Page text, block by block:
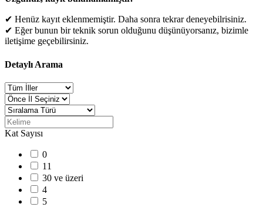
✔ Henüz kayıt eklenmemiştir. Daha sonra tekrar deneyebilrisiniz.
✔ Eğer bunun bir teknik sorun olduğunu düşünüyorsanız, bizimle
iletişime geçebilirsiniz.
Detaylı Arama
Kat Sayısı
0
11
30 ve üzeri
4
5